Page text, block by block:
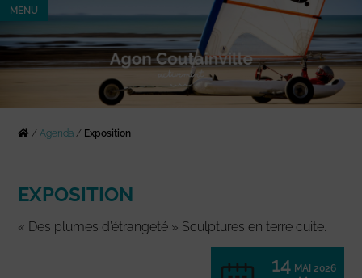
MENU
/Agenda / Exposition
EXPOSITION
« Des plumes d’étrangeté » Sculptures en terre cuite.
14 MAI 2026